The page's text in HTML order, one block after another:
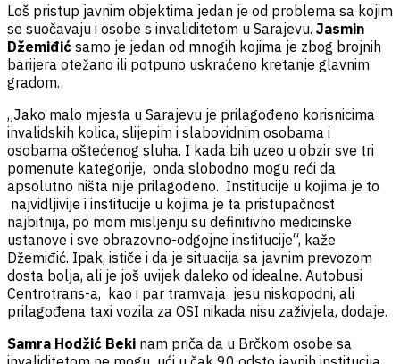
Loš pristup javnim objektima jedan je od problema sa kojim
se suočavaju i osobe s invaliditetom u Sarajevu. Jasmin
Džemiđić samo je jedan od mnogih kojima je zbog brojnih
barijera otežano ili potpuno uskraćeno kretanje glavnim
gradom.
„Jako malo mjesta u Sarajevu je prilagođeno korisnicima
invalidskih kolica, slijepim i slabovidnim osobama i
osobama oštećenog sluha. I kada bih uzeo u obzir sve tri
pomenute kategorije, onda slobodno mogu reći da
apsolutno ništa nije prilagođeno. Institucije u kojima je to
najvidljivije i institucije u kojima je ta pristupačnost
najbitnija, po mom misljenju su definitivno medicinske
ustanove i sve obrazovno-odgojne institucije“, kaže
Džemiđić. Ipak, ističe i da je situacija sa javnim prevozom
dosta bolja, ali je još uvijek daleko od idealne. Autobusi
Centrotrans-a, kao i par tramvaja jesu niskopodni, ali
prilagođena taxi vozila za OSI nikada nisu zaživjela, dodaje.
Samra Hodžić Beki nam priča da u Brčkom osobe sa